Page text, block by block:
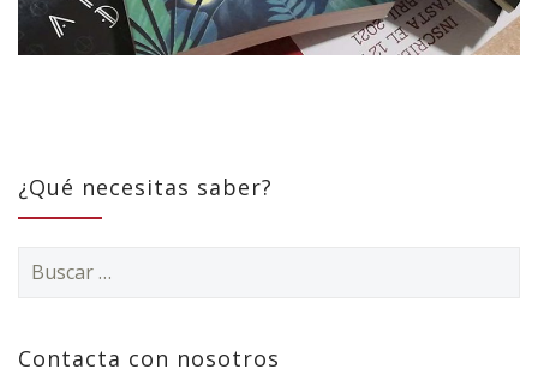
¿Qué necesitas saber?
Buscar:
Contacta con nosotros